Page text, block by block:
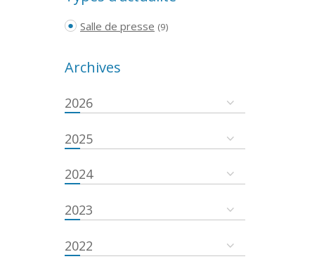
Salle de presse (9)
Archives
2026
2025
2024
2023
2022